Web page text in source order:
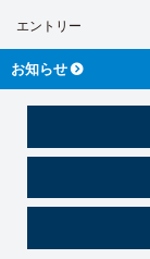
エントリー
お知らせ